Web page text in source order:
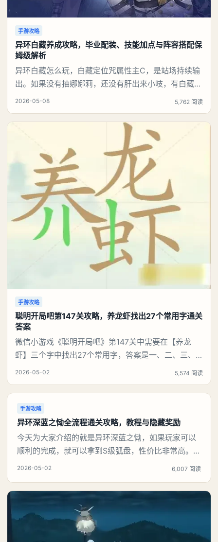
手游攻略
异环白藏养成攻略，毕业配装、技能加点与阵容搭配保
姆级解析
异环白藏怎么玩，白藏定位咒属性主C，是站场持续输
出。如果没有抽娜娜莉，还没有肝出来小吱，有白藏的
话可以先用着。有娜娜莉缺另外一个二队C想打深渊也
携带真红：双生蝶卡带。和灵套一样，队内造成的咒属
性伤害会叠层加攻击力，提高白藏输出。主属性带咒属
性异能伤害增强，或者前期缺双暴带双暴。副属性也是
通用
2026-05-08 5,762 阅读
手游攻略
聪明开局吧第147关攻略，养龙虾找出27个常用字通关
答案
微信小游戏《聪明开局吧》第147关中需要在【养龙
虾】三个字中找出27个常用字，答案是一、二、三、
介、尢、龙、兰、大、夫、夰、巾、中、虫、下、虾、
结合笔画逐一识别即可通关。《聪明开局吧》第147关
养龙虾找出27个常用字攻略第147关养龙虾找出27个常
用字1、从简单笔画入手‌：先提取【一、二、三
2026-05-02 5,574 阅读
手游攻略
异环深蓝之恸全流程通关攻略，教程与隐藏奖励
今天为大家介绍的就是异环深蓝之恸，如果玩家可以
顺利的完成，就可以拿到S级弧盘，性价比非常高。不
过在初期难度还是比较高的，对于那些新手玩家并不
看一下到底怎么样才能够顺利的通关，有哪一些主要
的注意事项，希望玩家可以了解。《异环》深蓝之恸
完成攻略首先就给大家提醒一个触触条件，只有驾驶
汽车才能够触发，
2026-05-02 6,007 阅读